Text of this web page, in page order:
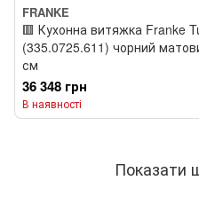
FRANKE
🟥 Кухонна витяжка Franke
(335.0725.611) чорний
см
36 348 грн
В наявності
Показати